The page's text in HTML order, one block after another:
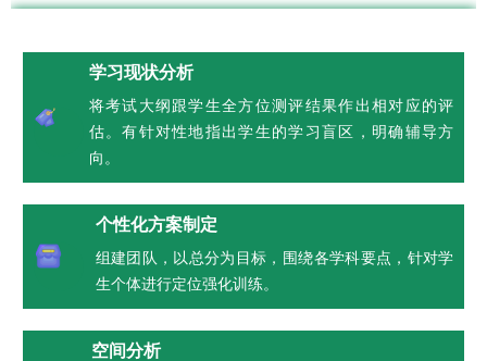
学习现状分析
将考试大纲跟学生全方位测评结果作出相对应的评
估。有针对性地指出学生的学习盲区，明确辅导方
向。
个性化方案制定
组建团队，以总分为目标，围绕各学科要点，针对学
生个体进行定位强化训练。
空间分析